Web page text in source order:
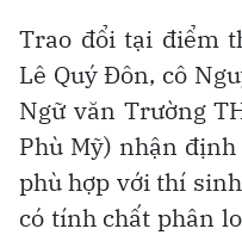
Trao đổi tại điểm
Lê Quý Đôn, cô
Ngữ văn Trường
Phù Mỹ) nhận
phù hợp với thí
có tính chất phân